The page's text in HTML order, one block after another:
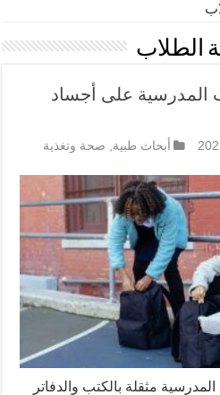
الطلاب
المدرسية على أجساد
أبحاث طبية, صحة وتغذية
مثقلة بالكتب والدفاتر